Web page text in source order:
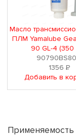
Масло
ПЛМ Yamalube
90 GL-4 (350
1356 Р
Добавить в
Применяемость